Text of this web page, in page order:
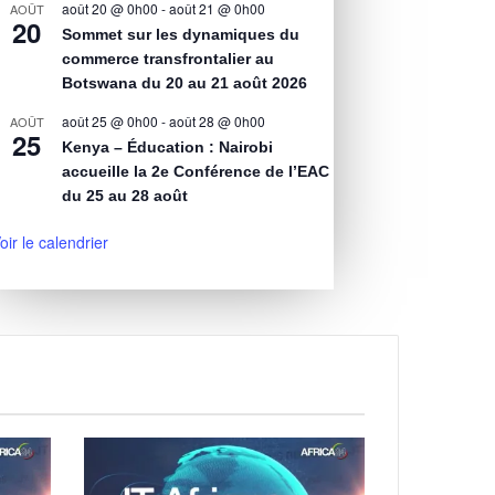
AOÛT
20
août 20 @ 0h00 -août 21 @ 0h00
Sommet sur les dynamiques du
commerce transfrontalier au
Botswana du 20 au 21 août 2026
AOÛT
25
août 25 @ 0h00 -août 28 @ 0h00
Kenya – Éducation : Nairobi
accueille la 2e Conférence de l’EAC
du 25 au 28 août
le calendrier